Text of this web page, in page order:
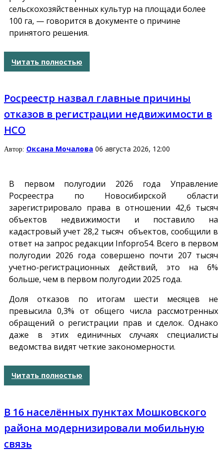
сельскохозяйственных культур на площади более
100 га, — говорится в документе о причине
принятого решения.
Читать полностью
Росреестр назвал главные причины
отказов в регистрации недвижимости в
НСО
Автор: Оксана Мочалова 06 августа 2026, 12:00
В первом полугодии 2026 года Управление
Росреестра по Новосибирской области
зарегистрировало права в отношении 42,6 тысяч
объектов недвижимости и поставило на
кадастровый учет 28,2 тысяч объектов, сообщили в
ответ на запрос редакции Infopro54. Всего в первом
полугодии 2026 года совершено почти 207 тысяч
учетно-регистрационных действий, это на 6%
больше, чем в первом полугодии 2025 года.
Доля отказов по итогам шести месяцев не
превысила 0,3% от общего числа рассмотренных
обращений о регистрации прав и сделок. Однако
даже в этих единичных случаях специалисты
ведомства видят четкие закономерности.
Читать полностью
В 16 населённых пунктах Мошковского
района модернизировали мобильную
связь